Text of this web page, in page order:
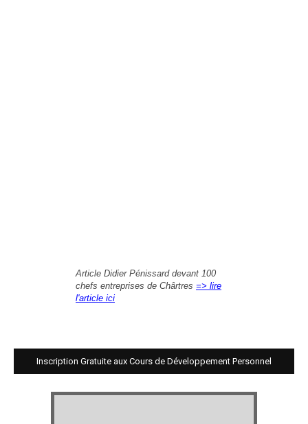
Article Didier Pénissard devant 100
chefs entreprises de Chârtres => lire
l'article ici
Inscription Gratuite aux Cours de Développement Personnel